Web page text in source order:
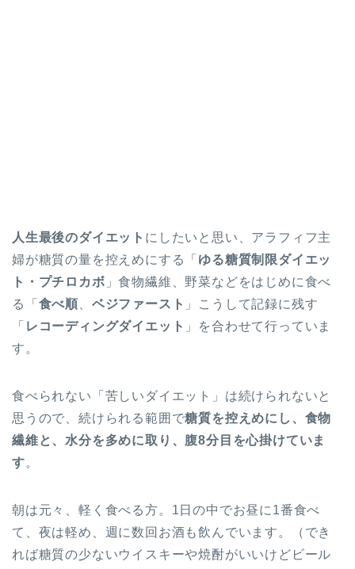
人生最後のダイエット にしたいと思い、アラフィフ主
婦が糖質の量を控えめにする「 ゆる糖質制限ダイエッ
ト・プチロカボ 」食物繊維、野菜などをはじめに食べ
る「 食べ順 ベジファースト 」こうして記録に残す
「 レコーディングダイエット 」を合わせて行っていま
す。
食べられない「苦しいダイエット」は続けられないと
思うので、続けられる範囲で糖質を控えめにし、食物
繊維と、水分を多めに取り、腹8分目を心掛けていま
す。
朝は元々、軽く食べる方。1日の中でお昼に1番食べ
て、夜は軽め、週に数回お酒も飲んでいます。（でき
れば糖質の少ないウイスキーや焼酎がいいけどビール